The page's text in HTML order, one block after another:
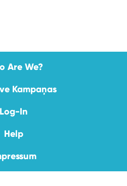
Are We?
Kampaņas
Log-In
Help